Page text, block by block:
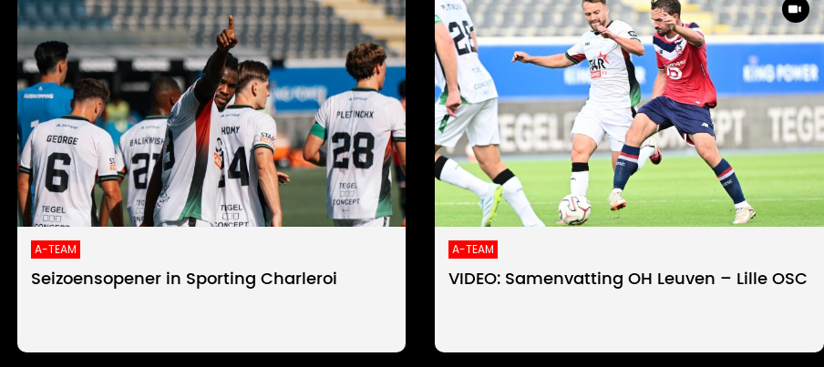
A-TEAM
Seizoensopener in Sporting Charleroi
A-TEAM
VIDEO: Samenvatting OH Leuven – Lille OSC